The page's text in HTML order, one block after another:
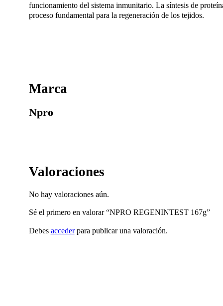
funcionamiento del sistema inmunitario. La síntesis de
proceso fundamental para la regeneración de los tejidos.
Marca
Npro
Valoraciones
No hay valoraciones aún.
Sé el primero en valorar “NPRO REGENINTEST 167g”
Debes accederpara publicar una valoración.